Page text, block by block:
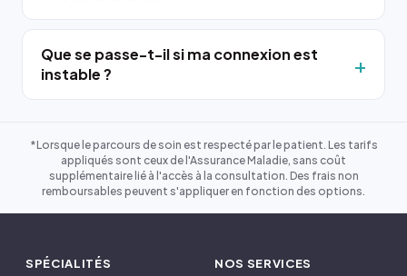
Que se passe-t-il si ma connexion est
instable ?
*Lorsque le parcours de soin est respecté par le patient. Les tarifs
appliqués sont ceux de l'Assurance Maladie, sans coût
supplémentaire lié à l'accès à la consultation. Des frais non
remboursables peuvent s'appliquer en fonction des options.
SPÉCIALITÉS NOS SERVICES